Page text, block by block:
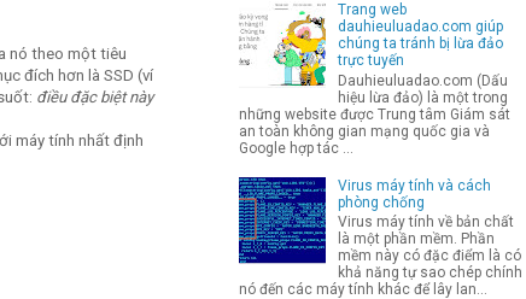
nó theo một tiêu
đích hơn là SSD (ví
điều đặc biệt này
máy tính nhất định
Trang web
dauhieuluadao.com giúp
chúng ta tránh bị lừa đảo
trực tuyến
Dauhieuluadao.com (Dấu
hiệu lừa đảo) là một trong
những website được Trung tâm Giám sát
an toàn không gian mạng quốc gia và
Google hợp tác ...
Virus máy tính và cách
phòng chống
Virus máy tính về bản chất
là một phần mềm. Phần
mềm này có đặc điểm là có
khả năng tự sao chép chính
nó đến các máy tính khác để lây lan...